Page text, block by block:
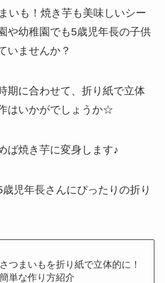
いも！焼き芋も美味しいシー
や幼稚園でも5歳児年長の子供
いませんか？
期に合わせて、折り紙で立体
はいかがでしょうか☆
ば焼き芋に変身します♪
児年長さんにぴったりの折り
さつまいもを折り紙で立体的に！
簡単な作り方紹介